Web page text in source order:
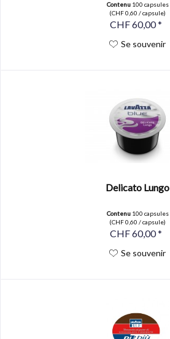
Contenu 100 capsules
(CHF 0,60 / capsule)
CHF 60,00 *
Se souvenir
Delicato Lungo
Contenu 100 capsules
(CHF 0,60 / capsule)
CHF 60,00 *
Se souvenir